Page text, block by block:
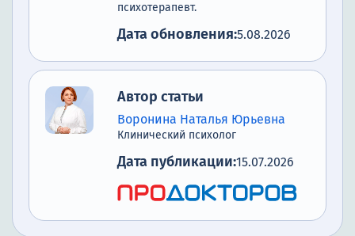
психотерапевт.
Дата обновления:5.08.2026
Автор статьи
Воронина Наталья Юрьевна
Клинический психолог
Дата публикации:15.07.2026